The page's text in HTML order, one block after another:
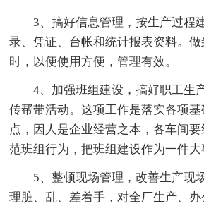
3、搞好信息管理，按生产过程
录、凭证、台帐和统计报表资料。
时，以便使用方便，管理有效。
4、加强班组建设，搞好职工生
传帮带活动。这项工作是落实各项
点，因人是企业经营之本，各车间
范班组行为，把班组建设作为一件大
5、整顿现场管理，改善生产现
理脏、乱、差着手，对全厂生产、